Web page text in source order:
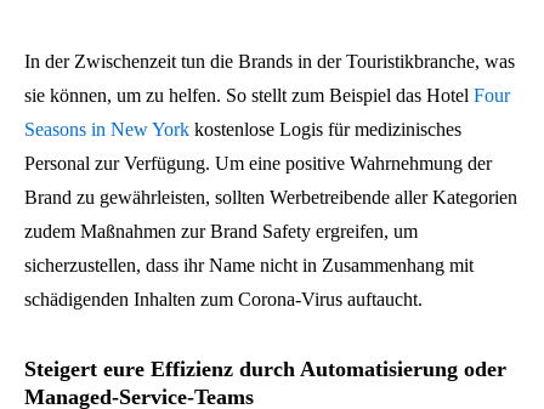
In der Zwischenzeit tun die Brands in der Touristikbranche, was
sie können, um zu helfen. So stellt zum Beispiel das Hotel Four
Seasons in New York kostenlose Logis für medizinisches
Personal zur Verfügung. Um eine positive Wahrnehmung der
Brand zu gewährleisten, sollten Werbetreibende aller Kategorien
zudem Maßnahmen zur Brand Safety ergreifen, um
sicherzustellen, dass ihr Name nicht in Zusammenhang mit
schädigenden Inhalten zum Corona-Virus auftaucht.
Steigert eure Effizienz durch Automatisierung oder
Managed-Service-Teams